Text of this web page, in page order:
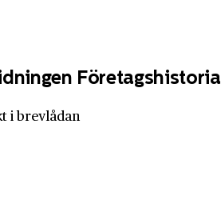
Företagshistoria
i brevlådan